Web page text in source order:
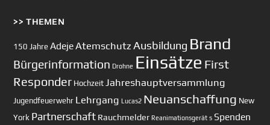
>> THEMEN
150 Jahre AdejeAtemschutz Ausbildung Brand
Bürgerinformation Drohne Einsätze First
Responder Hochzeit Jahreshauptversammlung
Jugendfeuerwehr Lehrgang Lucas2 Neuanschaffung New
York Partnerschaft Rauchmelder Reanimationsgerät s Spenden